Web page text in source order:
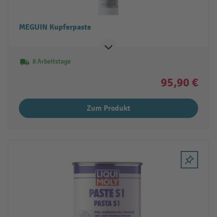
MEGUIN Kupferpaste
8 Arbeitstage
95,90 €
Zum Produkt